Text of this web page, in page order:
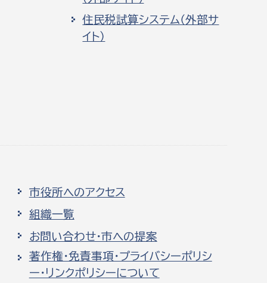
住民税試算システム（外部サ
イト）
市役所へのアクセス
組織一覧
お問い合わせ・市への提案
著作権・免責事項・プライバシーポリシ
ー・リンクポリシーについて